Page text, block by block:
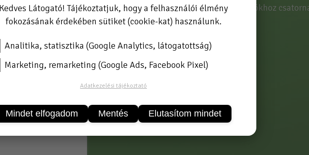
UV stabil polietilén műanyagból gyártott esővízgyűjtő hordókhoz
és az ereszcsatorna közé tudja beépíteni.
átméretű csatornába
Kedves Látogató! Tájékoztatjuk, hogy a felhasználói élmény
fokozásának érdekében sütiket (cookie-kat) használunk.
Analitika, statisztika (Google Analytics, látogatottság)
Marketing, remarketing (Google Ads, Facebook Pixel)
Adatkezelési tájékoztató
Mindet elfogadom Mentés Elutasítom mindet